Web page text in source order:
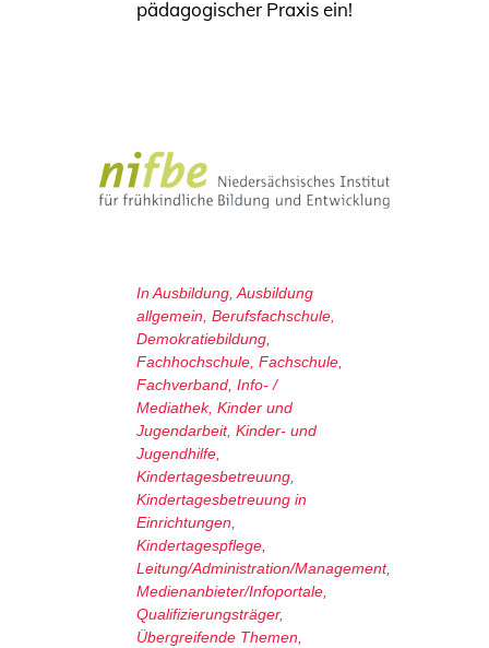
pädagogischer Praxis ein!
In Ausbildung Ausbildung
allgemein Berufsfachschule
Demokratiebildung
Fachhochschule Fachschule
Fachverband Info- /
Mediathek, Kinder und
Jugendarbeit, Kinder- und
Jugendhilfe
Kindertagesbetreuung
Kindertagesbetreuung in
Einrichtungen
Kindertagespflege
Leitung/Administration/Management,
Medienanbieter/Infoportale
Qualifizierungsträger,
Übergreifende Themen